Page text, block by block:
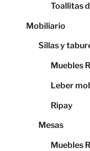
Toallitas
Mobiliario
Sillas y
Muebles
Leber
Ripay
Mesas
Muebles